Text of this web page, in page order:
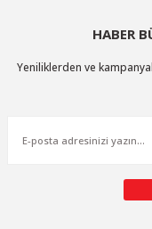
HABER
Yeniliklerden ve